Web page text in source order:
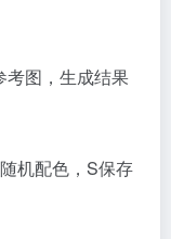
考图，生成结果
机配色，S保存